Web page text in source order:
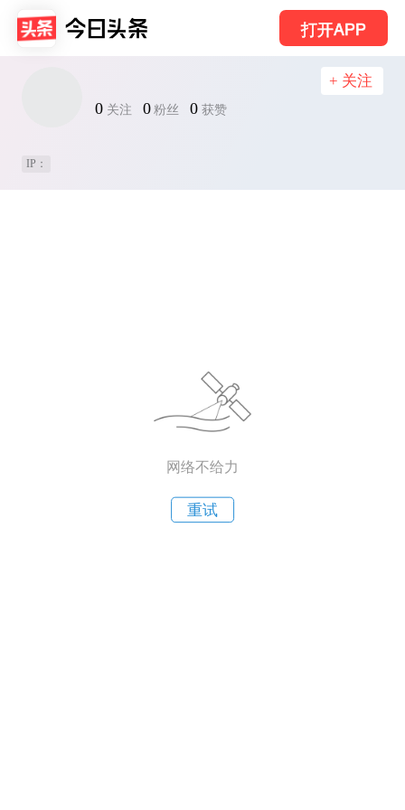
打开APP
0 关注 0 粉丝 0 获赞
+ 关注
IP：
网络不给力
重试